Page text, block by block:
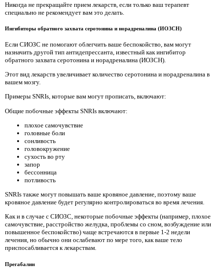
Никогда не прекращайте прием лекарств, если только ваш терапевт
специально не рекомендует вам это делать.
Ингибиторы обратного захвата серотонина и норадреналина (ИОЗСН)
Если СИОЗС не помогают облегчить ваше беспокойство, вам могут
назначить другой тип антидепрессанта, известный как ингибитор
обратного захвата серотонина и норадреналина (ИОЗСН).
Этот вид лекарств увеличивает количество серотонина и норадреналина в
вашем мозгу.
Примеры SNRIs, которые вам могут прописать, включают:
Общие побочные эффекты SNRIs включают:
плохое самочувствие
головные боли
сонливость
головокружение
сухость во рту
запор
бессонница
потливость
SNRIs также могут повышать ваше кровяное давление, поэтому ваше
кровяное давление будет регулярно контролироваться во время лечения.
Как и в случае с СИОЗС, некоторые побочные эффекты (например, плохое
самочувствие, расстройство желудка, проблемы со сном, возбуждение или
повышенное беспокойство) чаще встречаются в первые 1-2 недели
лечения, но обычно они ослабевают по мере того, как ваше тело
приспосабливается к лекарствам.
Прегабалин